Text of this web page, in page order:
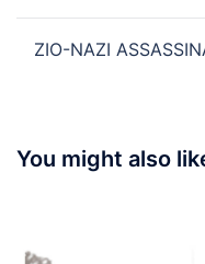
ZIO-NAZI
You might also